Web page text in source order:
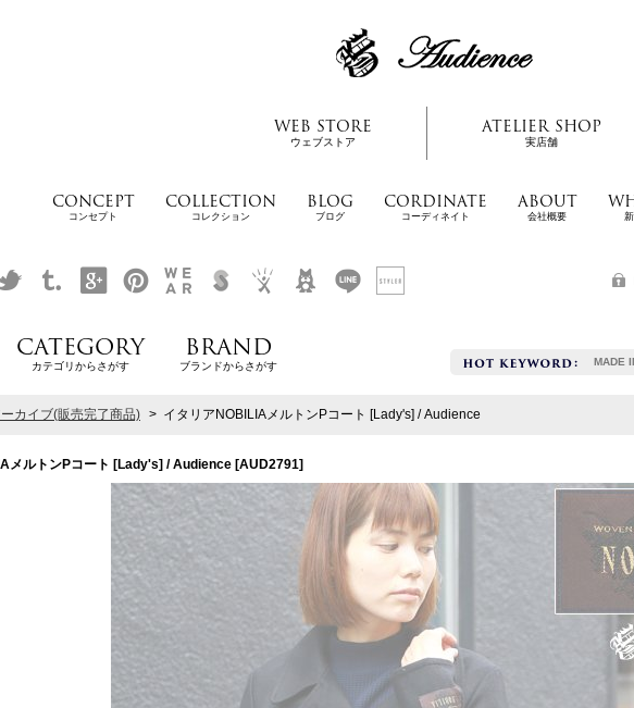
WEB STORE
ウェブストア
ATELIER SHOP
実店舗
CONCEPT
コンセプト
COLLECTION
コレクション
BLOG
ブログ
CORDINATE
コーディネイト
ABOUT
会社概要
MADE
CATEGORY
カテゴリからさがす
BRAND
ブランドからさがす
カイブ(販売完了商品) > イタリアNOBILIAメルトンPコート [Lady's] / Audience
メルトンPコート [Lady's] / Audience [AUD2791]